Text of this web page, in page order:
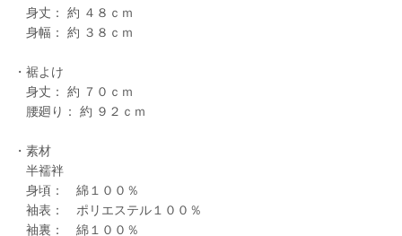
身丈： 約 ４８ｃｍ
身幅： 約 ３８ｃｍ
・裾よけ
身丈： 約 ７０ｃｍ
腰廻り： 約 ９２ｃｍ
・素材
半襦袢
身頃： 綿１００％
袖表： ポリエステル１００％
袖裏： 綿１００％